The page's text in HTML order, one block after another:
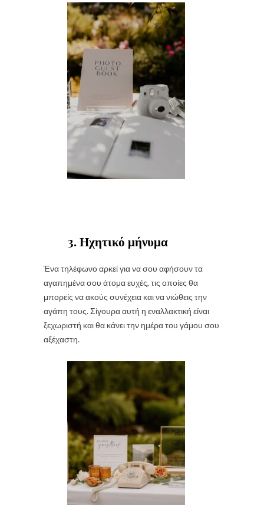
3. Ηχητικό μήνυμα
Ένα τηλέφωνο αρκεί για να σου αφήσουν τα
αγαπημένα σου άτομα ευχές, τις οποίες θα
μπορείς να ακούς συνέχεια και να νιώθεις την
αγάπη τους. Σίγουρα αυτή η εναλλακτική είναι
ξεχωριστή και θα κάνει την ημέρα του γάμου σου
αξέχαστη.